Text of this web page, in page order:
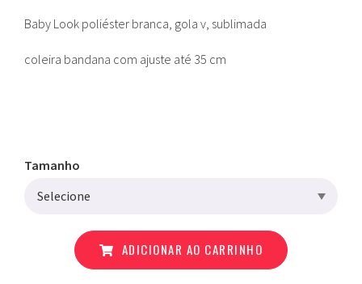
Baby Look poliéster branca, gola v, sublimada
coleira bandana com ajuste até 35 cm
Tamanho
ADICIONAR AO CARRINHO